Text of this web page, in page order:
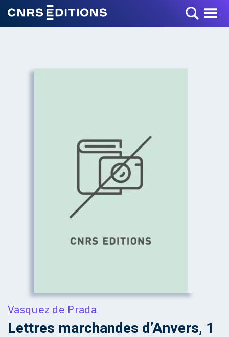
Toggle Menu
Vasquez de Prada
Lettres marchandes d’Anvers, 1